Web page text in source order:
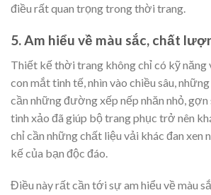
điều rất quan trọng trong thời trang.
5. Am hiểu về màu sắc, chất
Thiết kế thời trang không chỉ có kỹ năng
con mắt tinh tế, nhìn vào chiều sâu,
cần những đường xếp nếp nhăn nhỏ,
tinh xảo đã giúp bộ trang phục trở nên
chỉ cần những chất liệu vải khác đan xen
kế của bạn độc đáo.
Điều này rất cần tới sự am hiểu về màu